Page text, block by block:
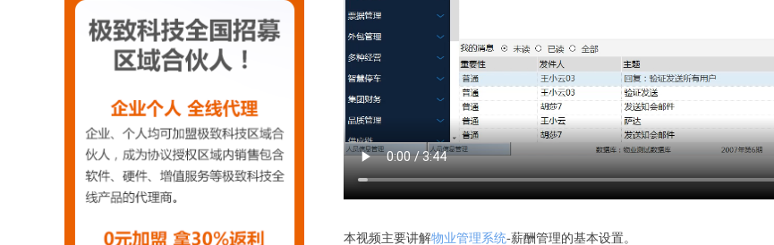
本视频主要讲解物业管理系统-薪酬管理的基本设置。